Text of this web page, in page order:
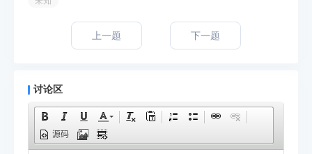
上一题 下一题
讨论区
源码